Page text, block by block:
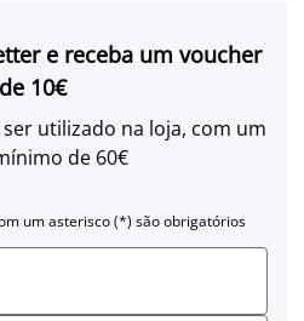
e receba um voucher
de 10€
utilizado na loja, com um
de 60€
um asterisco (*) são obrigatórios